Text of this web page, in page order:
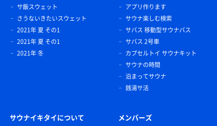
サ飯スウェット
さうないきたいスウェット
2021年 夏 その1
2021年 夏 その1
2021年 冬
アプリ作ります
サウナ楽しむ検索
サバス 移動型サウナバス
サバス 2号車
カプセルトイ サウナキット
サウナの時間
泊まってサウナ
銭湯サ活
サウナイキタイについて メンバーズ